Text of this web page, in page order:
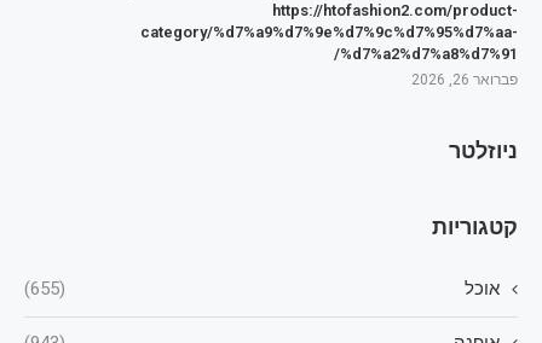
https://htofashion2.com/product-
category/%d7%a9%d7%9e%d7%9c%d7%95%d7%aa-
%d7%a2%d7%a8%d7%91/
פברואר 26, 2026
ניוזלטר
קטגוריות
אוכל (655)